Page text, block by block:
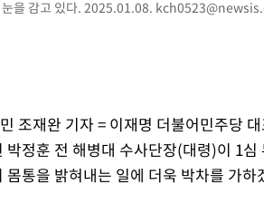
을 감고 있다. 2025.01.08.
조재완 기자 = 이재명 더불어민주당
정훈 전 해병대 수사단장(대령)이 1
몸통을 밝혀내는 일에 더욱 박차를 가